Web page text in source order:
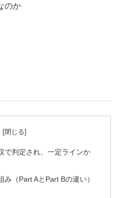
のか
で判定され、一定ラインか
（Part AとPart Bの違い）